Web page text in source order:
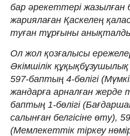
бар әрекеттері жазылған
жариялаған Қаскелең
туған тұрғыны
Ол жол қозғалысы
Әкімшілік
597-баптың 4-бөлігі
жандарға арналған жерде
баптың 1-бөлігі
салынған белгісіне өту),
(Мемлекеттік тіркеу